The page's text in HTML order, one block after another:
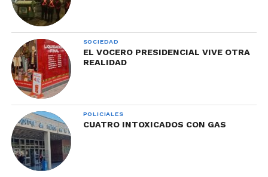
SOCIEDAD
EL VOCERO PRESIDENCIAL VIVE OTRA
REALIDAD
POLICIALES
CUATRO INTOXICADOS CON GAS